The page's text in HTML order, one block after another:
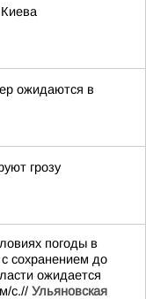
ожидаются в
грозу
погоды в
сохранением до
ожидается
с.// Ульяновская